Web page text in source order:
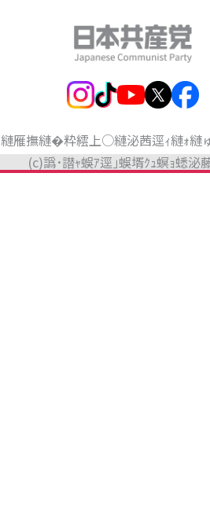
縺雁撫縺�粋繧上○縺泌茜逕ｨ縺ｫ縺
(c)譌･譛ｬ蜈ｱ逕｣蜈壻ｸｭ螟ｮ蟋泌